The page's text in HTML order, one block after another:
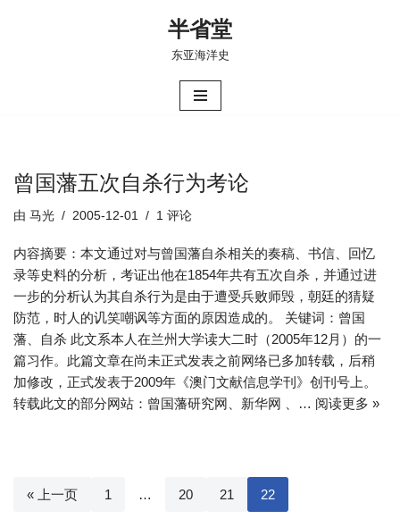
半省堂
东亚海洋史
曾国藩五次自杀行为考论
由 马光 2005-12-01 1 评论
内容摘要：本文通过对与曾国藩自杀相关的奏稿、书信、回忆
录等史料的分析，考证出他在1854年共有五次自杀，并通过进
一步的分析认为其自杀行为是由于遭受兵败师毁，朝廷的猜疑
防范，时人的讥笑嘲讽等方面的原因造成的。 关键词：曾国
藩、自杀 此文系本人在兰州大学读大二时（2005年12月）的一
篇习作。此篇文章在尚未正式发表之前网络已多加转载，后稍
加修改，正式发表于2009年《澳门文献信息学刊》创刊号上。
转载此文的部分网站：曾国藩研究网、新华网 、… 阅读更多 »
« 上一页 1 … 20 21 22